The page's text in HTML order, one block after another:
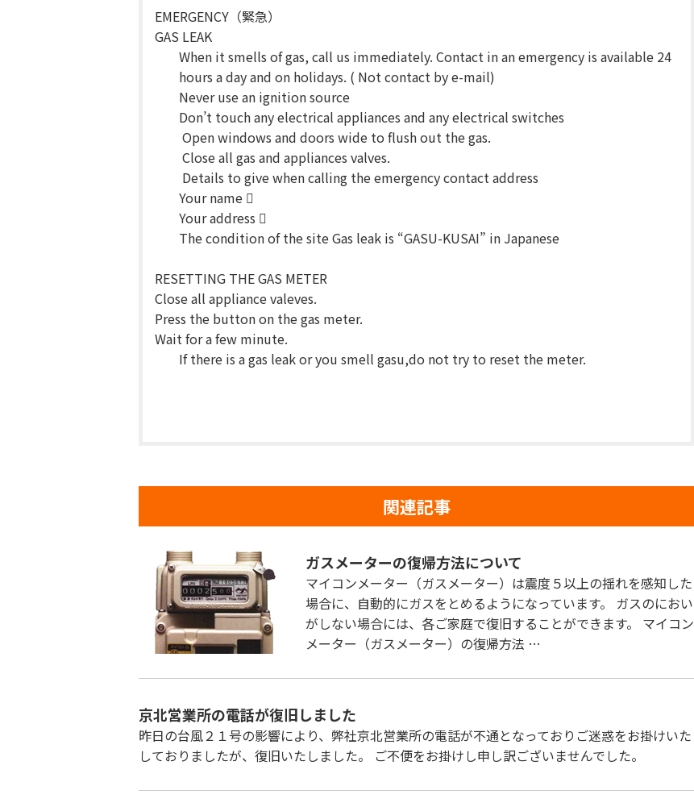
EMERGENCY（緊急）
GAS LEAK
When it smells of gas, call us immediately. Contact in an emergency is available 24
hours a day and on holidays. ( Not contact by e-mail)
Never use an ignition source
Don’t touch any electrical appliances and any electrical switches
Open windows and doors wide to flush out the gas.
Close all gas and appliances valves.
Details to give when calling the emergency contact address
Your name 
Your address 
The condition of the site Gas leak is “GASU-KUSAI” in Japanese
RESETTING THE GAS METER
Close all appliance valeves.
Press the button on the gas meter.
Wait for a few minute.
If there is a gas leak or you smell gasu,do not try to reset the meter.
関連記事
ガスメーターの復帰方法について
マイコンメーター（ガスメーター）は震度５以上の揺れを感知した
場合に、自動的にガスをとめるようになっています。 ガスのにおい
がしない場合には、各ご家庭で復旧することができます。 マイコン
メーター（ガスメーター）の復帰方法 …
京北営業所の電話が復旧しました
昨日の台風２１号の影響により、弊社京北営業所の電話が不通となっておりご迷惑をお掛けいた
しておりましたが、復旧いたしました。 ご不便をお掛けし申し訳ございませんでした。